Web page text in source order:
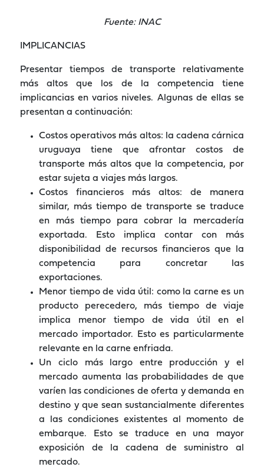
Fuente: INAC
IMPLICANCIAS
Presentar tiempos de transporte relativamente
más altos que los de la competencia tiene
implicancias en varios niveles. Algunas de ellas se
presentan a continuación:
Costos operativos más altos: la cadena cárnica
uruguaya tiene que afrontar costos de
transporte más altos que la competencia, por
estar sujeta a viajes más largos.
Costos financieros más altos: de manera
similar, más tiempo de transporte se traduce
en más tiempo para cobrar la mercadería
exportada. Esto implica contar con más
disponibilidad de recursos financieros que la
competencia para concretar las
exportaciones.
Menor tiempo de vida útil: como la carne es un
producto perecedero, más tiempo de viaje
implica menor tiempo de vida útil en el
mercado importador. Esto es particularmente
relevante en la carne enfriada.
Un ciclo más largo entre producción y el
mercado aumenta las probabilidades de que
varíen las condiciones de oferta y demanda en
destino y que sean sustancialmente diferentes
a las condiciones existentes al momento de
embarque. Esto se traduce en una mayor
exposición de la cadena de suministro al
mercado.